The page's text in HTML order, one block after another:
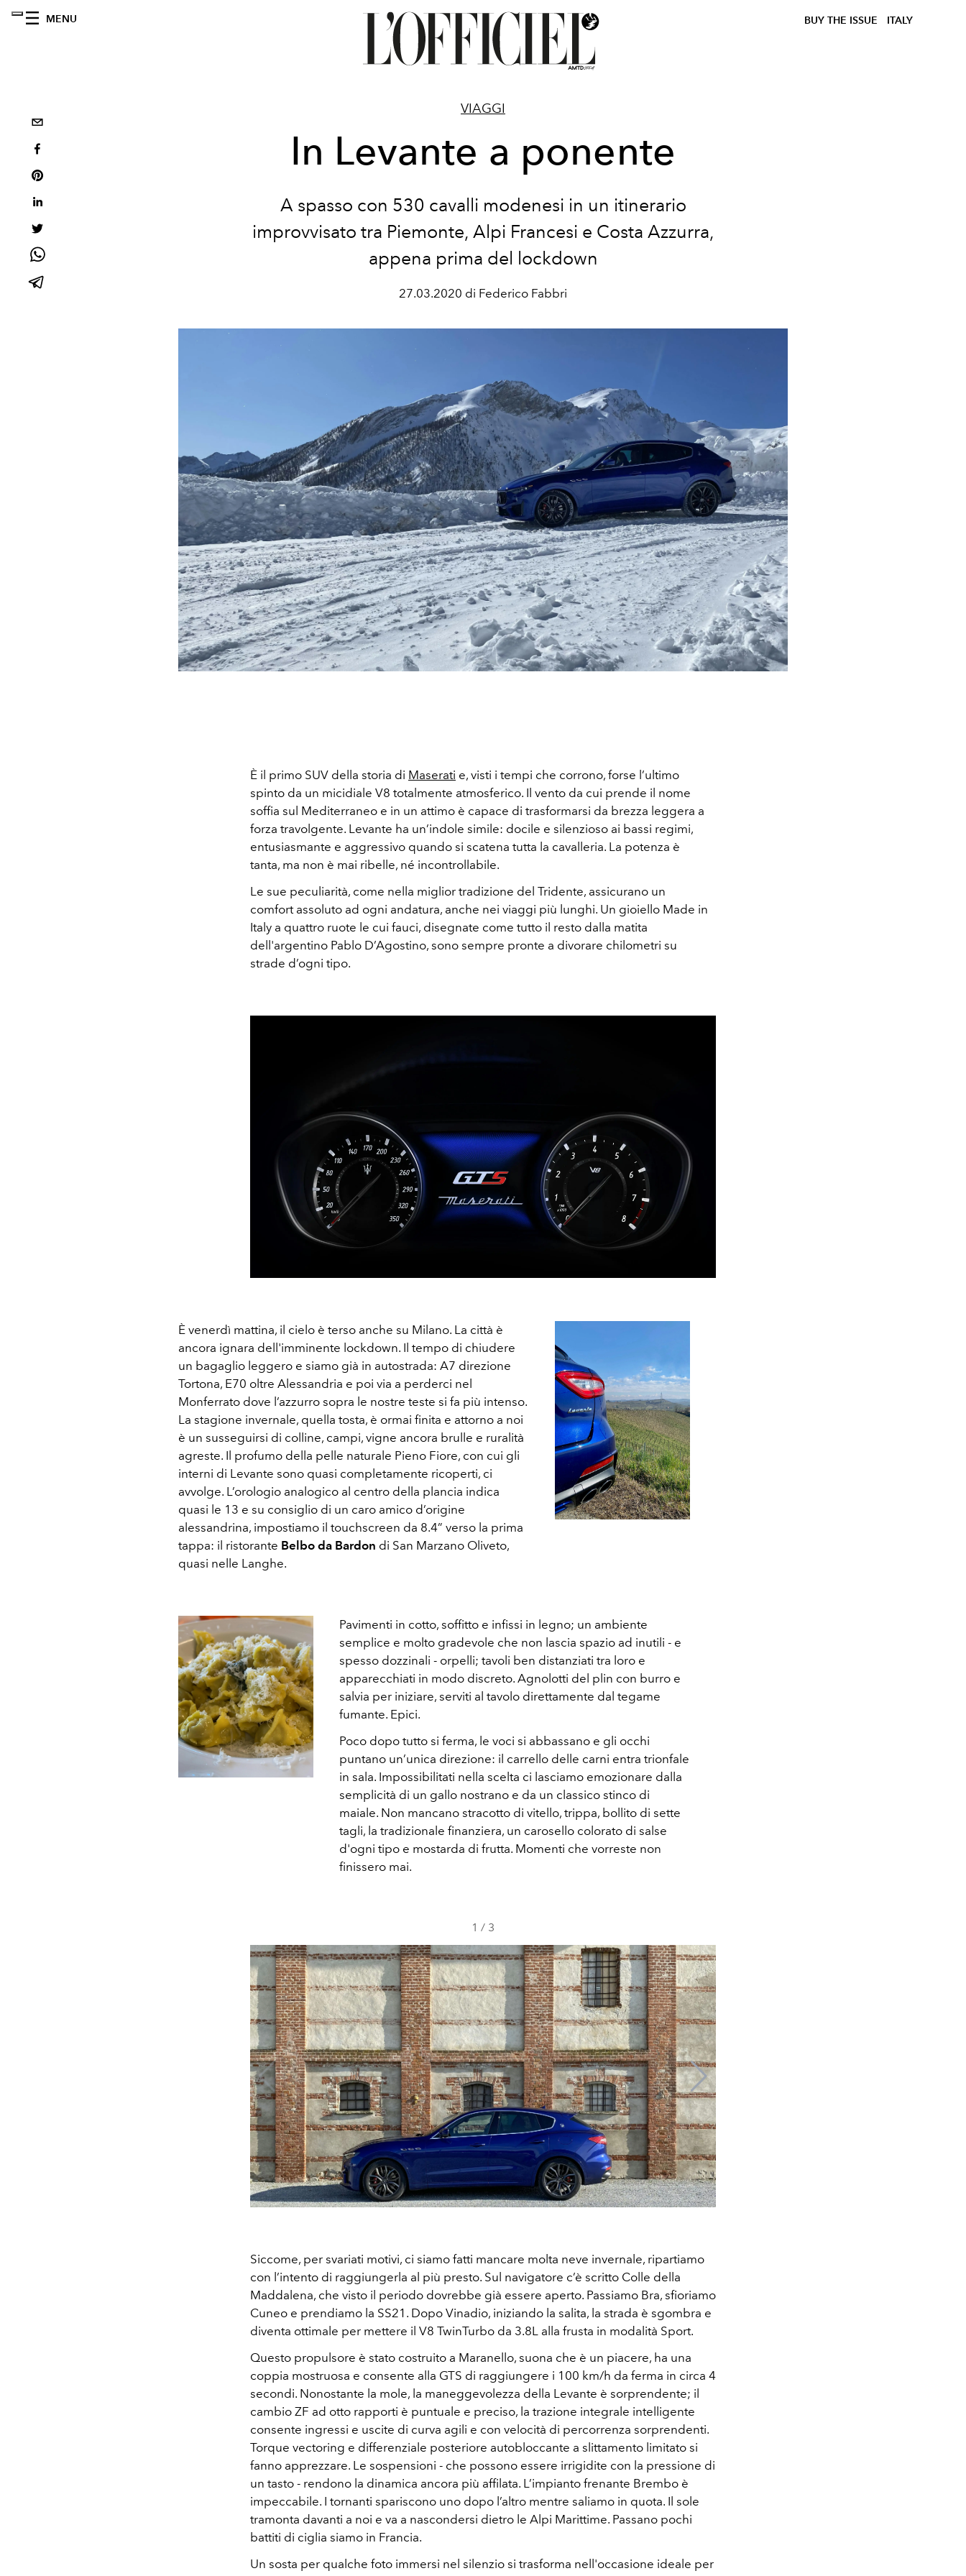
MENU BUY THE ISSUE ITALY
VIAGGI
In Levante a ponente
A spasso con 530 cavalli modenesi in un itinerario
improvvisato tra Piemonte, Alpi Francesi e Costa Azzurra,
appena prima del lockdown
27.03.2020 di Federico Fabbri
È il primo SUV della storia di Maserati e, visti i tempi che corrono, forse l’ultimo
spinto da un micidiale V8 totalmente atmosferico. Il vento da cui prende il nome
soffia sul Mediterraneo e in un attimo è capace di trasformarsi da brezza leggera a
forza travolgente. Levante ha un’indole simile: docile e silenzioso ai bassi regimi,
entusiasmante e aggressivo quando si scatena tutta la cavalleria. La potenza è
tanta, ma non è mai ribelle, né incontrollabile.
Le sue peculiarità, come nella miglior tradizione del Tridente, assicurano un
comfort assoluto ad ogni andatura, anche nei viaggi più lunghi. Un gioiello Made in
Italy a quattro ruote le cui fauci, disegnate come tutto il resto dalla matita
dell'argentino Pablo D’Agostino, sono sempre pronte a divorare chilometri su
strade d’ogni tipo.
È venerdì mattina, il cielo è terso anche su Milano. La città è
ancora ignara dell'imminente lockdown. Il tempo di chiudere
un bagaglio leggero e siamo già in autostrada: A7 direzione
Tortona, E70 oltre Alessandria e poi via a perderci nel
Monferrato dove l’azzurro sopra le nostre teste si fa più intenso.
La stagione invernale, quella tosta, è ormai finita e attorno a noi
è un susseguirsi di colline, campi, vigne ancora brulle e ruralità
agreste. Il profumo della pelle naturale Pieno Fiore, con cui gli
interni di Levante sono quasi completamente ricoperti, ci
avvolge. L’orologio analogico al centro della plancia indica
quasi le 13 e su consiglio di un caro amico d’origine
alessandrina, impostiamo il touchscreen da 8.4” verso la prima
tappa: il ristorante Belbo da Bardon di San Marzano Oliveto,
quasi nelle Langhe.
Pavimenti in cotto, soffitto e infissi in legno; un ambiente
semplice e molto gradevole che non lascia spazio ad inutili - e
spesso dozzinali - orpelli; tavoli ben distanziati tra loro e
apparecchiati in modo discreto. Agnolotti del plin con burro e
salvia per iniziare, serviti al tavolo direttamente dal tegame
fumante. Epici.
Poco dopo tutto si ferma, le voci si abbassano e gli occhi
puntano un’unica direzione: il carrello delle carni entra trionfale
in sala. Impossibilitati nella scelta ci lasciamo emozionare dalla
semplicità di un gallo nostrano e da un classico stinco di
maiale. Non mancano stracotto di vitello, trippa, bollito di sette
tagli, la tradizionale finanziera, un carosello colorato di salse
d'ogni tipo e mostarda di frutta. Momenti che vorreste non
finissero mai.
1 / 3
Siccome, per svariati motivi, ci siamo fatti mancare molta neve invernale, ripartiamo
con l’intento di raggiungerla al più presto. Sul navigatore c’è scritto Colle della
Maddalena, che visto il periodo dovrebbe già essere aperto. Passiamo Bra, sfioriamo
Cuneo e prendiamo la SS21. Dopo Vinadio, iniziando la salita, la strada è sgombra e
diventa ottimale per mettere il V8 TwinTurbo da 3.8L alla frusta in modalità Sport.
Questo propulsore è stato costruito a Maranello, suona che è un piacere, ha una
coppia mostruosa e consente alla GTS di raggiungere i 100 km/h da ferma in circa 4
secondi. Nonostante la mole, la maneggevolezza della Levante è sorprendente; il
cambio ZF ad otto rapporti è puntuale e preciso, la trazione integrale intelligente
consente ingressi e uscite di curva agili e con velocità di percorrenza sorprendenti.
Torque vectoring e differenziale posteriore autobloccante a slittamento limitato si
fanno apprezzare. Le sospensioni - che possono essere irrigidite con la pressione di
un tasto - rendono la dinamica ancora più affilata. L’impianto frenante Brembo è
impeccabile. I tornanti spariscono uno dopo l’altro mentre saliamo in quota. Il sole
tramonta davanti a noi e va a nascondersi dietro le Alpi Marittime. Passano pochi
battiti di ciglia siamo in Francia.
Un sosta per qualche foto immersi nel silenzio si trasforma nell'occasione ideale per